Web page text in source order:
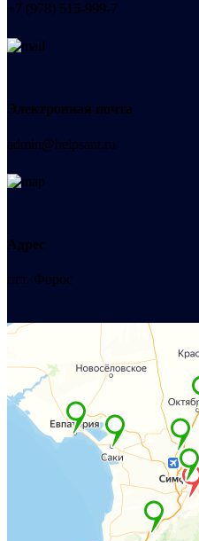
+7 (978) 515-999-7
Электронная почта
admin@helpsant.ru
Адрес
пгт. Форос